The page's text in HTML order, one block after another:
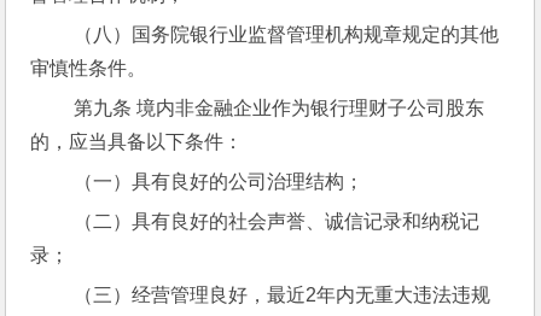
审慎性条件。
第九条 境内非金融企业作为银行理财子公司股东
的，应当具备以下条件：
（一）具有良好的公司治理结构；
录；